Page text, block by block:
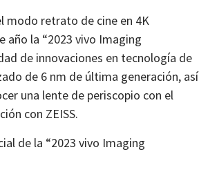
modo retrato de cine en 4K
año la “2023 vivo Imaging
de innovaciones en tecnología de
de 6 nm de última generación, así
una lente de periscopio con el
con ZEISS.
de la “2023 vivo Imaging